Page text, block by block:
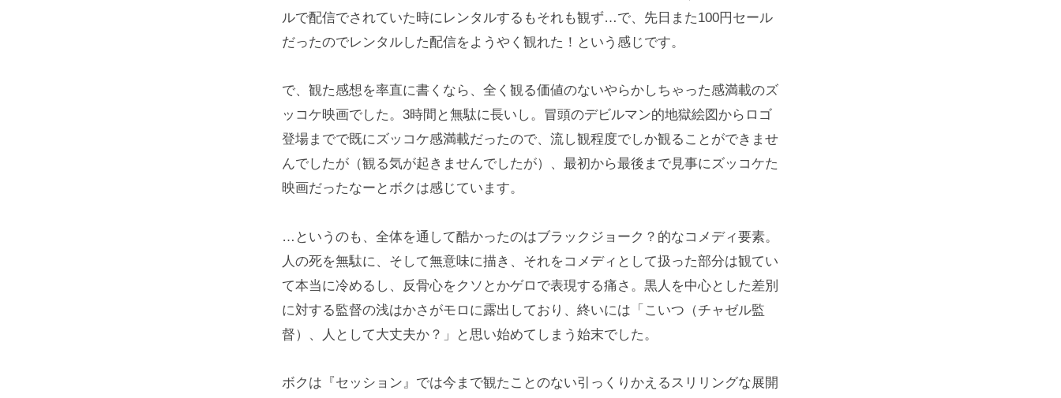
ルで配信でされていた時にレンタルするもそれも観ず…で、先日また100円セール
だったのでレンタルした配信をようやく観れた！という感じです。
で、観た感想を率直に書くなら、全く観る価値のないやらかしちゃった感満載のズ
ッコケ映画でした。3時間と無駄に長いし。冒頭のデビルマン的地獄絵図からロゴ
登場までで既にズッコケ感満載だったので、流し観程度でしか観ることができませ
んでしたが（観る気が起きませんでしたが）、最初から最後まで見事にズッコケた
映画だったなーとボクは感じています。
…というのも、全体を通して酷かったのはブラックジョーク？的なコメディ要素。
人の死を無駄に、そして無意味に描き、それをコメディとして扱った部分は観てい
て本当に冷めるし、反骨心をクソとかゲロで表現する痛さ。黒人を中心とした差別
に対する監督の浅はかさがモロに露出しており、終いには「こいつ（チャゼル監
督）、人として大丈夫か？」と思い始めてしまう始末でした。
ボクは『セッション』では今まで観たことのない引っくりかえるスリリングな展開